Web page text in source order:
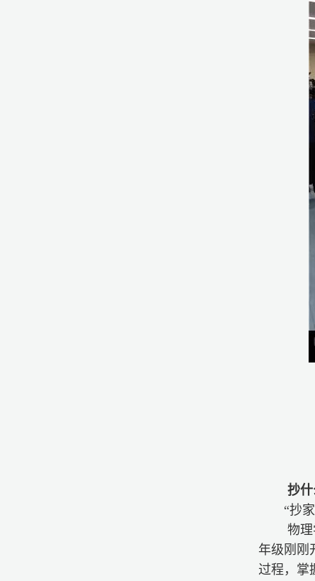
抄什
“抄
物
年级刚刚
过程，掌